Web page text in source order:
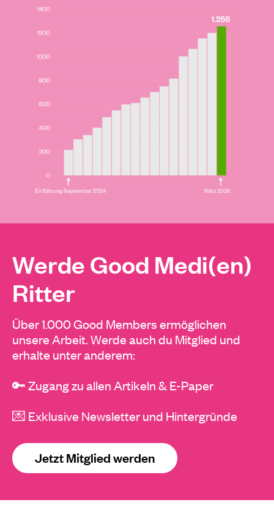
Werde Good Medi(en)
Ritter
Über 1.000 Good Members ermöglichen
unsere Arbeit. Werde auch du Mitglied und
erhalte unter anderem:
🔑 Zugang zu allen Artikeln & E-Paper
💌 Exklusive Newsletter und Hintergründe
Jetzt Mitglied werden